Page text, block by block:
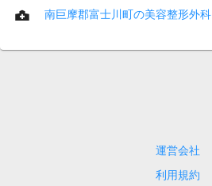
南巨摩郡富士川町の美容整形外科
運営会社
利用規約